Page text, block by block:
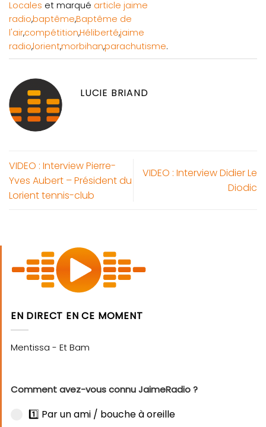
Locales et marqué article jaime
radio,baptême,Baptême de
l'air,compétition,Héliberté,jaime
radio,lorient,morbihan,parachutisme.
LUCIE BRIAND
VIDEO : Interview Pierre-
Yves Aubert – Président du
Lorient tennis-club
VIDEO : Interview Didier Le
Diodic
EN DIRECT EN CE MOMENT
Comment avez-vous connu JaimeRadio ?
1️⃣ Par un ami / bouche à oreille